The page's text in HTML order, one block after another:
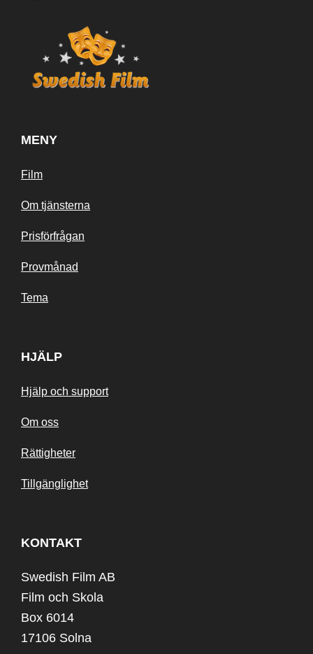
MENY
Film
Om tjänsterna
Prisförfrågan
Provmånad
Tema
HJÄLP
Hjälp och support
Om oss
Rättigheter
Tillgänglighet
KONTAKT
Swedish Film AB
Film och Skola
Box 6014
17106 Solna